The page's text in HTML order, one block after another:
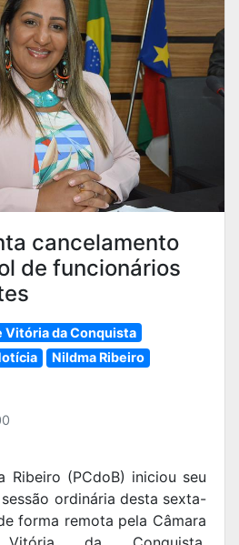
cancelamento
de funcionários
Vitória da Conquista
Nildma Ribeiro
Ribeiro (PCdoB) iniciou seu
ordinária desta sexta-
forma remota pela Câmara